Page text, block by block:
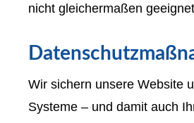
nicht gleichermaßen
Wir sichern unsere Website
Systeme – und damit auch